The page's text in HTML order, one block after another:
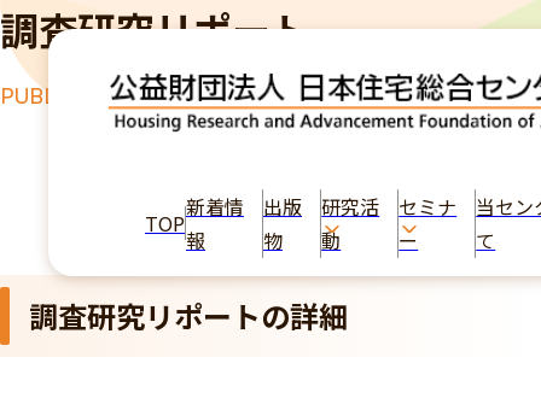
TOP
新着情
報
出版
物
研究活
動
セミナ
ー
当セン
て
調査研究リポート
PUBLICATION
調査研究リポートの詳細